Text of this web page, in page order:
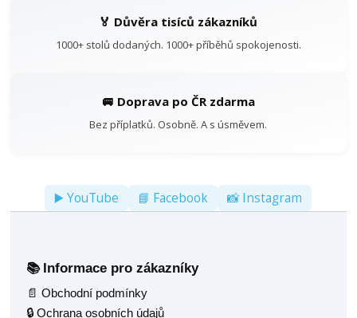
🏅 Důvěra tisíců zákazníků
1000+ stolů dodaných. 1000+ příběhů spokojenosti.
🚐 Doprava po ČR zdarma
Bez příplatků. Osobně. A s úsměvem.
▶️ YouTube 📘 Facebook 📸 Instagram
📚 Informace pro zákazníky
📄 Obchodní podmínky
🔒 Ochrana osobních údajů